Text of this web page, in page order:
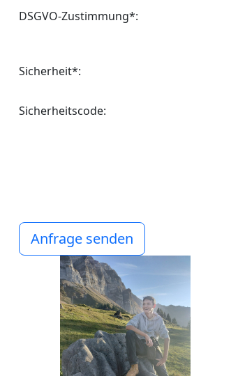
DSGVO-Zustimmung*:
Sicherheit*:
Sicherheitscode:
Anfrage senden